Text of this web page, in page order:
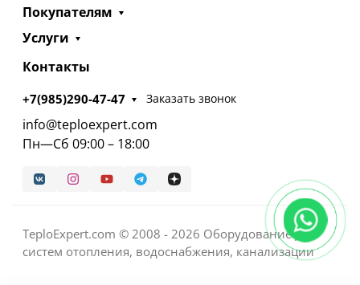
Покупателям
Услуги
Контакты
+7(985)290-47-47 Заказать звонок
info@teploexpert.com
Пн—Сб 09:00 – 18:00
TeploExpert.com © 2008 - 2026 Оборудование для
систем отопления, водоснабжения, канализации